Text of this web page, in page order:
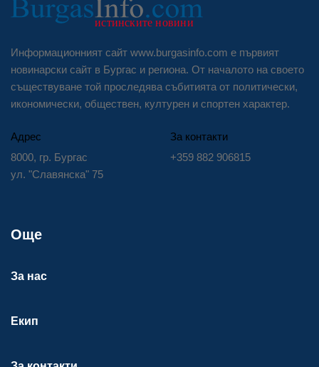
Информационният сайт www.burgasinfo.com е първият
новинарски сайт в Бургас и региона. От началото на своето
съществуване той проследява събитията от политически,
икономически, обществен, културен и спортен характер.
Адрес
8000, гр. Бургас
ул. "Славянска" 75
За контакти
+359 882 906815
Още
За нас
Екип